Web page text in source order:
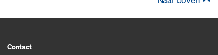
Contact